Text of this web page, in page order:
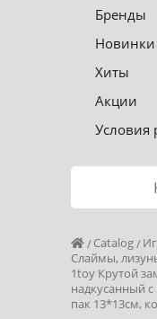
Бренды
Новинки
Хиты
Акции
Условия
Catalog
Слаймы,
1toy Крутой
надкусанный
пак 13*13см,